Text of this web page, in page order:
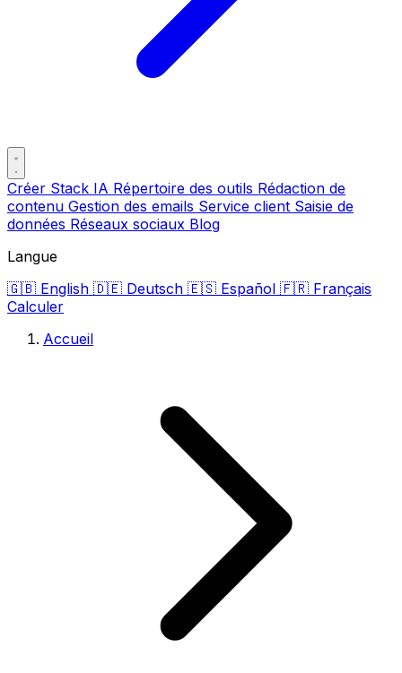
Créer Stack IA Répertoire des outils Rédaction de
contenu Gestion des emails Service client Saisie de
données Réseaux sociaux Blog
Langue
🇬🇧 English 🇩🇪 Deutsch 🇪🇸 Español 🇫🇷 Français
Calculer
Accueil